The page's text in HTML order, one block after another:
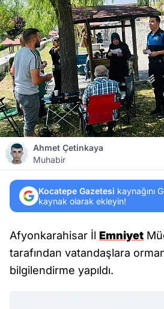
Ahmet Çetinkaya
Muhabir
Kocatepe Gazetesi kaynağını
kaynak olarak ekleyin!
Afyonkarahisar İl Emniyet
tarafından vatandaşlara
bilgilendirme yapıldı.